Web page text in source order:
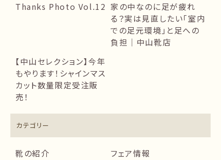
Thanks Photo Vol.12 家の中なのに足が疲れ
る？実は見直したい「室内
での足元環境」と足への
負担｜中山靴店
【中山セレクション】今年
もやります！シャインマス
カット数量限定受注販
売！
カテゴリー
靴の紹介
フェア情報